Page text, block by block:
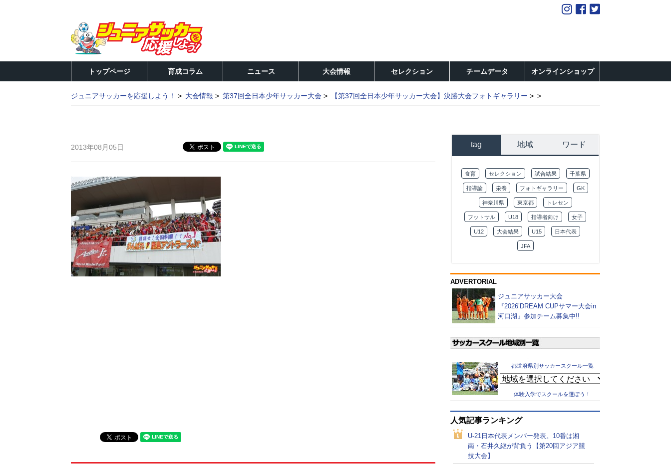
トップページ 育成コラム ニュース 大会情報 セレクション チームデータ オンラインショップ
ジュニアサッカーを応援しよう！ 大会情報 第37回全日本少年サッカー大会 【第37回全日本少年サッカー大会】決勝大会フォトギャラリー
2013年08月05日 tag 地域 ワード
食育 セレクション 試合結果 千葉県
指導論 栄養 フォトギャラリー GK
神奈川県 東京都 トレセン
フットサル U18 指導者向け 女子
U12 大会結果 U15 日本代表
JFA
ADVERTORIAL
ジュニアサッカー大会
『2026’DREAM CUPサマー大会in
河口湖』参加チーム募集中!!
都道府県別サッカースクール一覧
体験入学でスクールを選ぼう！
人気記事ランキング
U-21日本代表メンバー発表。10番は湘
南・石井久継が背負う【第20回アジア競
技大会】